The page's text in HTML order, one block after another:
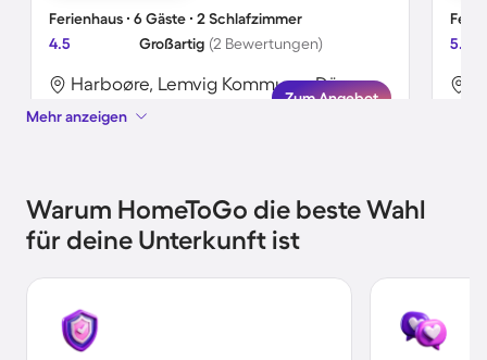
Ferienhaus ∙ 6 Gäste ∙ 2 Schlafzimmer
4.5
Großartig (2 Bewertungen)
Harboøre, Lemvig Kommune, Dänemark
Zum Angebot
5.0
Mehr anzeigen
Warum HomeToGo die beste Wahl
für deine Unterkunft ist